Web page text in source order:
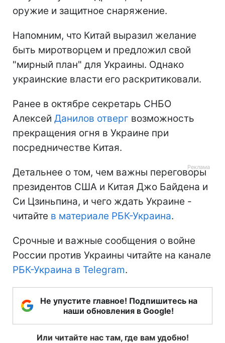
оружие и защитное снаряжение.
Напомним, что Китай выразил желание
быть миротворцем и предложил свой
"мирный план" для Украины. Однако
украинские власти его раскритиковали.
Ранее в октябре секретарь СНБО
Алексей Данилов отверг возможность
прекращения огня в Украине при
посредничестве Китая.
Детальнее о том, чем важны переговоры
президентов США и Китая Джо Байдена и
Си Цзиньпина, и чего ждать Украине -
читайте в материале РБК-Украина.
Cрочные и важные сообщения о войне
России против Украины читайте на канале
РБК-Украина в Telegram.
Не упустите главное! Подпишитесь на
наши обновления в Google!
Или читайте нас там, где вам удобно!